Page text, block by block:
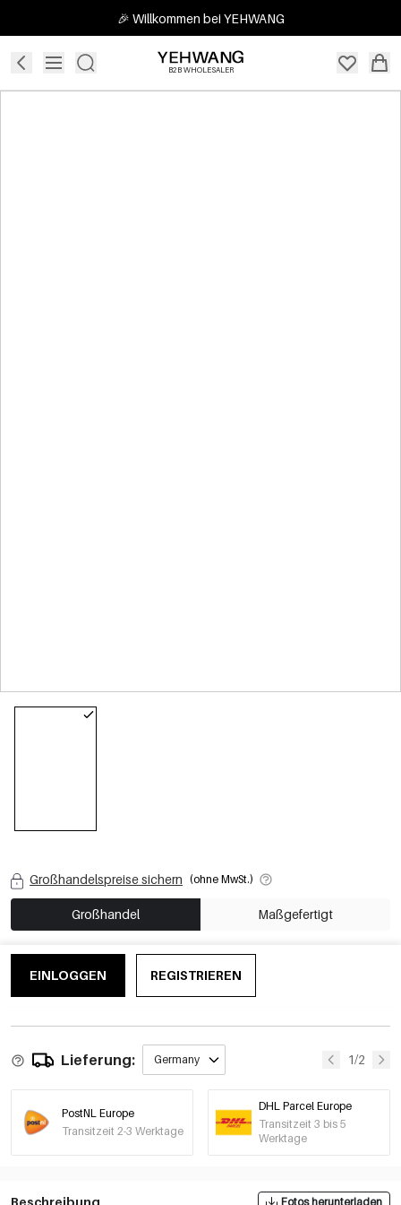
🎉 Willkommen bei YEHWANG
B2B WHOLESALER
Großhandelspreise sichern (ohne MwSt.)
Großhandel Maßgefertigt
EINLOGGEN REGISTRIEREN
Lieferung: Germany 1/2
PostNL Europe
Transitzeit 2-3 Werktage
DHL Parcel Europe
Transitzeit 3 bis 5
Werktage
Beschreibung Fotos herunterladen